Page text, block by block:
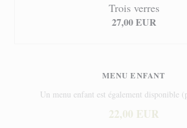
Trois verres
27,00 EUR
MENU ENFANT
Un menu enfant est également disponible
22,00 EUR